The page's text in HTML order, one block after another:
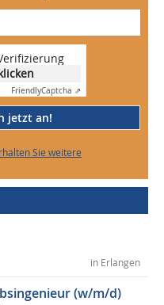
FriendlyCaptcha ⇗
jetzt an!
Sie weitere
in Erlangen
(w/m/d)